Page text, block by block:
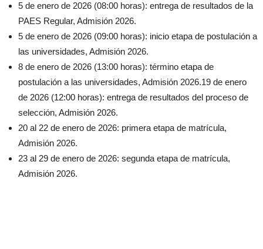
5 de enero de 2026 (08:00 horas): entrega de resultados de la
PAES Regular, Admisión 2026.
5 de enero de 2026 (09:00 horas): inicio etapa de postulación a
las universidades, Admisión 2026.
8 de enero de 2026 (13:00 horas): término etapa de
postulación a las universidades, Admisión 2026.19 de enero
de 2026 (12:00 horas): entrega de resultados del proceso de
selección, Admisión 2026.
20 al 22 de enero de 2026: primera etapa de matrícula,
Admisión 2026.
23 al 29 de enero de 2026: segunda etapa de matrícula,
Admisión 2026.